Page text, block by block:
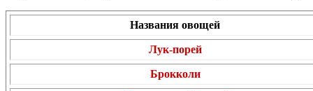
Названия овощей
Лук-порей
Брокколи